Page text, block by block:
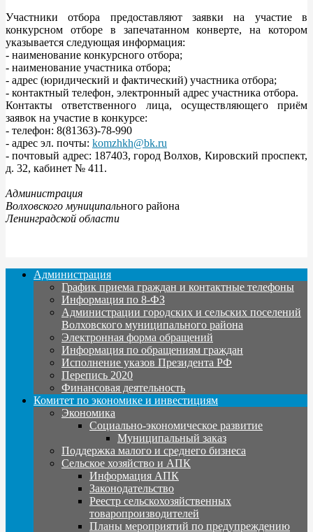
Участники отбора предоставляют заявки на участие в
конкурсном отборе в запечатанном конверте, на котором
указывается следующая информация:
- наименование конкурсного отбора;
- наименование участника отбора;
- адрес (юридический и фактический) участника отбора;
- контактный телефон, электронный адрес участника отбора.
Контакты ответственного лица, осуществляющего приём
заявок на участие в конкурсе:
- телефон: 8(81363)-78-990
- адрес эл. почты: komzhkh@bk.ru
- почтовый адрес: 187403, город Волхов, Кировский проспект,
д. 32, кабинет № 411.
Администрация
Волховского муниципального района
Ленинградской области
Администрация
График приема граждан и контактные телефоны
Информация по 8-ФЗ
Администрации городских и сельских поселений
Волховского муниципального района
Электронная форма обращений
Информация по обращениям граждан
Исполнение указов Президента РФ
Перепись 2020
Финансовая деятельность
Комитет по экономике и инвестициям
Экономика
Социально-экономическое развитие
Муниципальный заказ
Поддержка малого и среднего бизнеса
Сельское хозяйство и АПК
Информация АПК
Законодательство
Реестр сельскохозяйственных
товаропроизводителей
Планы мероприятий по предупреждению